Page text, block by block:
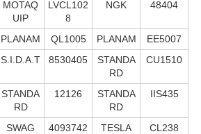
MOTAQ
UIP
LVCL102
8
NGK 48404
PLANAM QL1005 PLANAM
EE5007
S.I.D.A.T 8530405
STANDA
RD
CU1510
STANDA
RD
12126
STANDA
RD
IIS435
SWAG
4093742
TESLA CL238